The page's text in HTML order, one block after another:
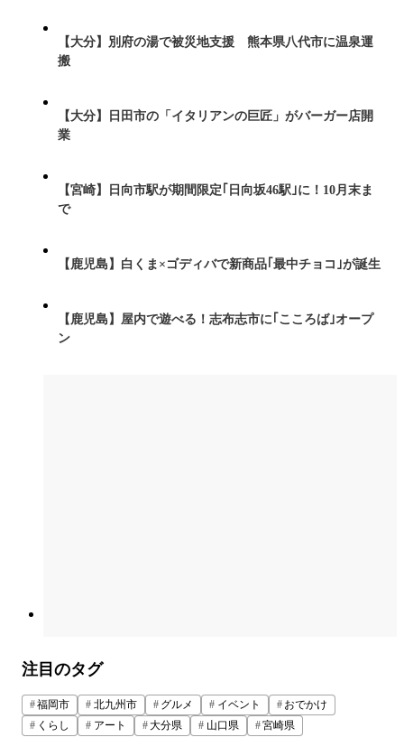
【大分】別府の湯で被災地支援 熊本県八代市に温泉運
搬
【大分】日田市の「イタリアンの巨匠」がバーガー店開
業
【宮崎】日向市駅が期間限定｢日向坂46駅｣に！10月末ま
で
【鹿児島】白くま×ゴディバで新商品｢最中チョコ｣が誕生
【鹿児島】屋内で遊べる！志布志市に｢こころば｣オープ
ン
注目のタグ
福岡市 北九州市 グルメ イベント
おでかけ
くらし
アート 大分県 山口県 宮崎県